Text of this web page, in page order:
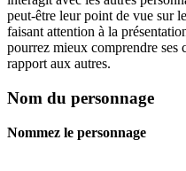
peut-être leur point de vue sur
faisant attention à la
pourrez mieux comprendre ses
rapport aux autres.
Nom du personnage
Nommez le personnage